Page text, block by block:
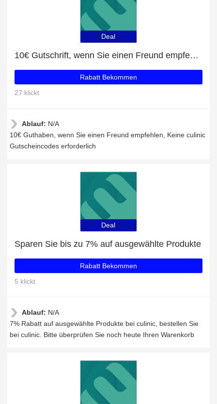
Deal
10€ Gutschrift, wenn Sie einen Freund empfehlen
Rabatt Bekommen
27 klickt
Ablauf: N/A
10€ Guthaben, wenn Sie einen Freund empfehlen, Keine culinic
Gutscheincodes erforderlich
Deal
Sparen Sie bis zu 7% auf ausgewählte Produkte
Rabatt Bekommen
5 klickt
Ablauf: N/A
7% Rabatt auf ausgewählte Produkte bei culinic, bestellen Sie
bei culinic. Bitte überprüfen Sie noch heute Ihren Warenkorb